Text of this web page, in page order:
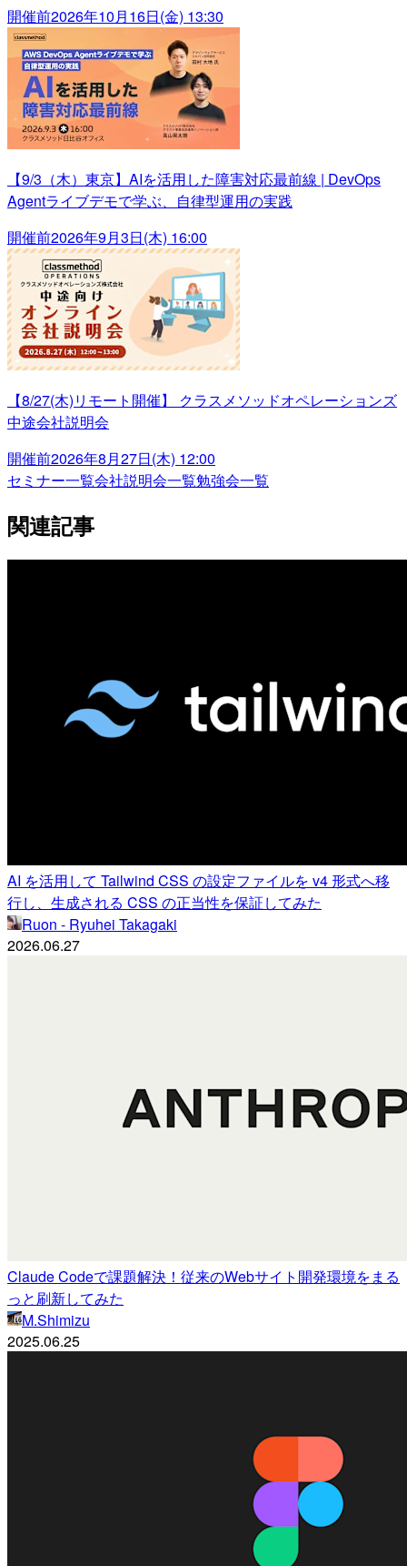
開催前2026年10月16日(金) 13:30
【9/3（木）東京】AIを活用した障害対応最前線 | DevOps
Agentライブデモで学ぶ、自律型運用の実践
開催前2026年9月3日(木) 16:00
【8/27(木)リモート開催】 クラスメソッドオペレーションズ
中途会社説明会
開催前2026年8月27日(木) 12:00
セミナー一覧会社説明会一覧勉強会一覧
関連記事
AI を活用して Tailwind CSS の設定ファイルを v4 形式へ移
行し、生成される CSS の正当性を保証してみた
Ruon - Ryuhei Takagaki
2026.06.27
Claude Codeで課題解決！従来のWebサイト開発環境をまる
っと刷新してみた
M.Shimizu
2025.06.25